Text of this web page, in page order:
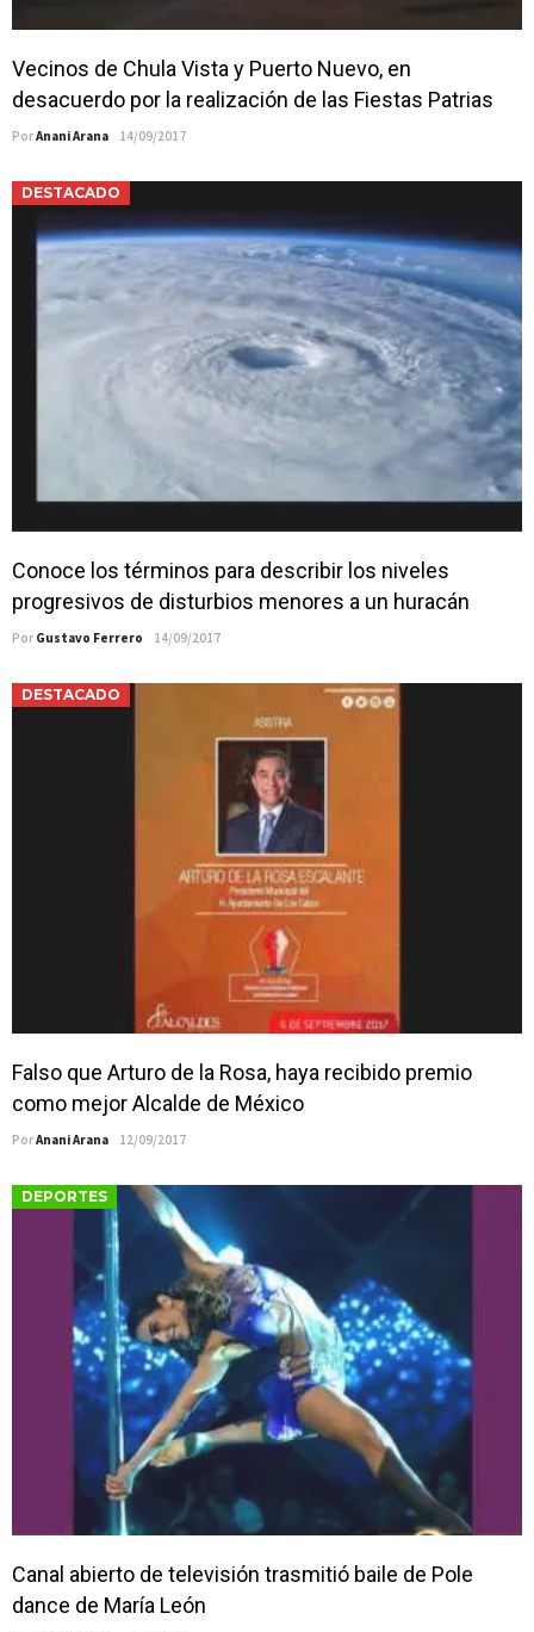
Vecinos de Chula Vista y Puerto Nuevo, en
desacuerdo por la realización de las Fiestas Patrias
PorAnani Arana 14/09/2017
DESTACADO
Conoce los términos para describir los niveles
progresivos de disturbios menores a un huracán
Por Gustavo Ferrero 14/09/2017
DESTACADO
Falso que Arturo de la Rosa, haya recibido premio
como mejor Alcalde de México
PorAnani Arana 12/09/2017
DEPORTES
Canal abierto de televisión trasmitió baile de Pole
dance de María León